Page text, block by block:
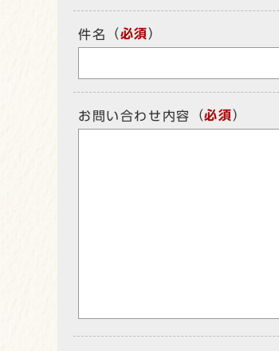
件名 （必須）
お問い合わせ内容 （必須）